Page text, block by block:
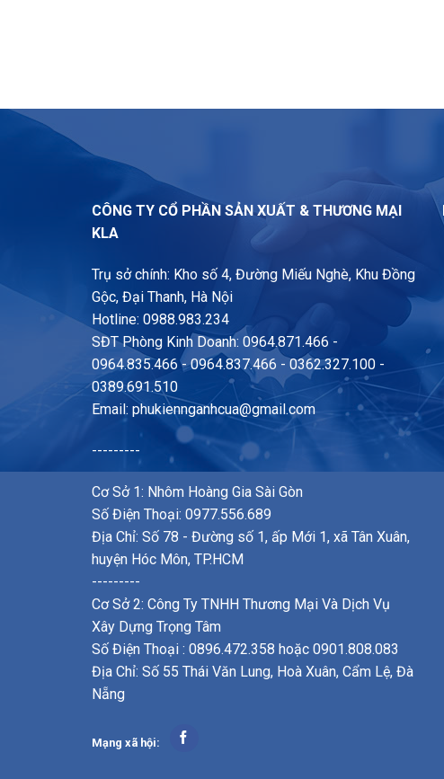
CÔNG TY CỔ PHẦN SẢN XUẤT & THƯƠNG MẠI
KLA
Trụ sở chính: Kho số 4, Đường Miếu Nghè, Khu Đồng
Gộc, Đại Thanh, Hà Nội
Hotline: 0988.983.234
SĐT Phòng Kinh Doanh: 0964.871.466 -
0964.835.466 - 0964.837.466 - 0362.327.100 -
0389.691.510
Email: phukiennganhcua@gmail.com
---------
Cơ Sở 1: Nhôm Hoàng Gia Sài Gòn
Số Điện Thoại: 0977.556.689
Địa Chỉ: Số 78 - Đường số 1, ấp Mới 1, xã Tân Xuân,
huyện Hóc Môn, TP.HCM
---------
Cơ Sở 2: Công Ty TNHH Thương Mại Và Dịch Vụ
Xây Dựng Trọng Tâm
Số Điện Thoại : 0896.472.358 hoặc 0901.808.083
Địa Chỉ: Số 55 Thái Văn Lung, Hoà Xuân, Cẩm Lệ, Đà
Nẵng
Mạng xã hội: